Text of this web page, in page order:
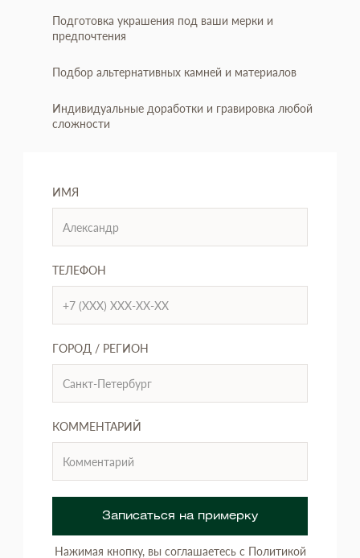
Подготовка украшения под ваши мерки и
предпочтения
Подбор альтернативных камней и материалов
Индивидуальные доработки и гравировка любой
сложности
ИМЯ
ТЕЛЕФОН
ГОРОД / РЕГИОН
КОММЕНТАРИЙ
Записаться на примерку
Нажимая кнопку, вы соглашаетесь с Политикой